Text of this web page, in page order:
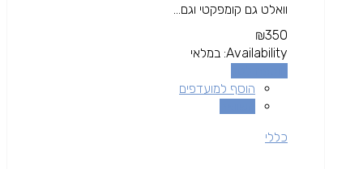
וואלט גם קומפקטי וגם...
₪350
Availability: במלאי
הוסף למועדפים
כללי